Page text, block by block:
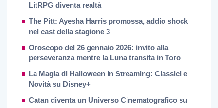
LitRPG diventa realtà
The Pitt: Ayesha Harris promossa, addio shock
nel cast della stagione 3
Oroscopo del 26 gennaio 2026: invito alla
perseveranza mentre la Luna transita in Toro
La Magia di Halloween in Streaming: Classici e
Novità su Disney+
Catan diventa un Universo Cinematografico su